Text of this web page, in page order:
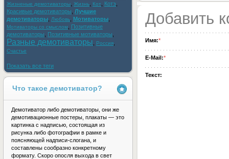
Добавить
Имя:*
E-Mail:*
Текст:
Жизненые демотиваторы Жизнь Кот Котэ
Красивые демотиваторы Лучшие
демотиваторы
Любовь Мотиваторы
Мотиваторы со смыслом
Позитивные
демотиваторы
Позитивные мотиваторы
Разные демотиваторы Россия
Счастье
Показать все теги
Что такое демотиватор?
Демотиватор либо демотиваторы, они же
демотивационные постеры, плакаты — это
картинка с надписью, состоящая из
рисунка либо фотографии в рамке и
поясняющей надписи-слогана, и
составлены сообразно конкретному
формату. Скоро опосля выхода в свет